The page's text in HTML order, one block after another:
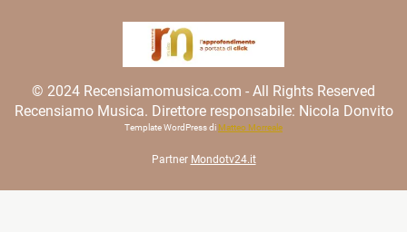
© 2024 Recensiamomusica.com - All Rights Reserved
Recensiamo Musica. Direttore responsabile: Nicola Donvito
Template WordPress di Matteo Morreale
Partner Mondotv24.it